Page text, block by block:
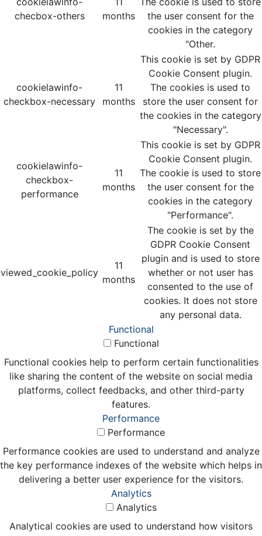
checbox-others
months
the user consent for the
cookies in the category
"Other.
cookielawinfo-
checkbox-necessary
11
months
This cookie is set by GDPR
Cookie Consent plugin.
The cookies is used to
store the user consent for
the cookies in the category
"Necessary".
cookielawinfo-
checkbox-
performance
11
months
This cookie is set by GDPR
Cookie Consent plugin.
The cookie is used to store
the user consent for the
cookies in the category
"Performance".
viewed_cookie_policy
11
months
The cookie is set by the
GDPR Cookie Consent
plugin and is used to store
whether or not user has
consented to the use of
cookies. It does not store
any personal data.
Functional
Functional
Functional cookies help to perform certain functionalities
like sharing the content of the website on social media
platforms, collect feedbacks, and other third-party
features.
Performance
Performance
Performance cookies are used to understand and analyze
the key performance indexes of the website which helps in
delivering a better user experience for the visitors.
Analytics
Analytics
Analytical cookies are used to understand how visitors